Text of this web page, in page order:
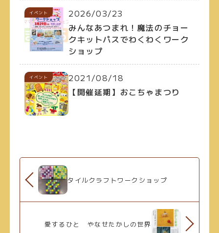
イベント
2026/03/23
みんなあつまれ！魔法のチョー
クキットパスでわくわくワーク
ショップ
イベント
2021/08/18
【開催延期】おこちゃまつり
タイルクラフトワークショップ
愛するひと やなせたかしの世界